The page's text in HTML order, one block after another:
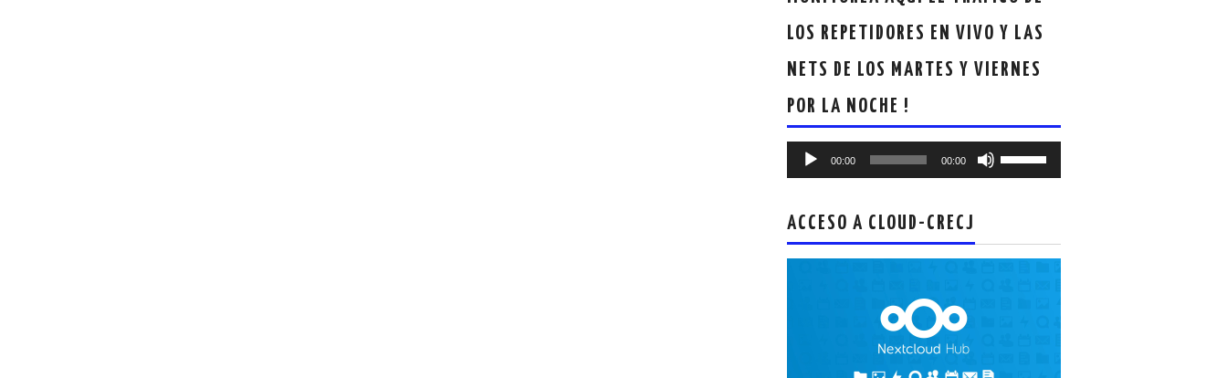
LOS REPETIDORES EN VIVO Y LAS
NETS DE LOS MARTES Y VIERNES
POR LA NOCHE !
Reproductor
de
00:00 00:00
las
flecha
ACCESO A CLOUD-CRECJ